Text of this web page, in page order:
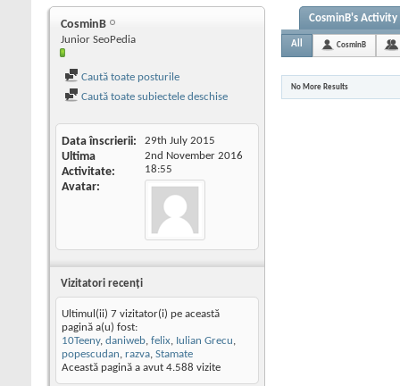
CosminB
Junior SeoPedia
Caută toate posturile
Caută toate subiectele deschise
Data înscrierii 29th July 2015
Ultima
Activitate
2nd November 2016
18:55
Avatar
Vizitatori recenţi
Ultimul(ii) 7 vizitator(i) pe această
pagină a(u) fost:
10Teeny, daniweb, felix, Iulian Grecu,
popescudan, razva, Stamate
Această pagină a avut 4.588 vizite
CosminB's Activity
All CosminB
No More Results